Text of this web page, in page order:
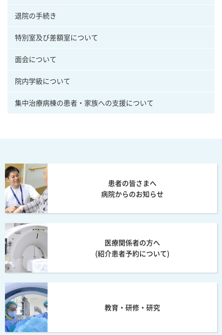
退院の手続き
特別室及び差額室について
面会について
院内学級について
集中治療病棟の患者・家族への支援について
患者の皆さまへ
病院からのお知らせ
医療関係者の方へ
(紹介患者予約について)
教育・研修・研究